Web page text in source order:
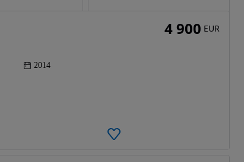
2014
4 900 EUR